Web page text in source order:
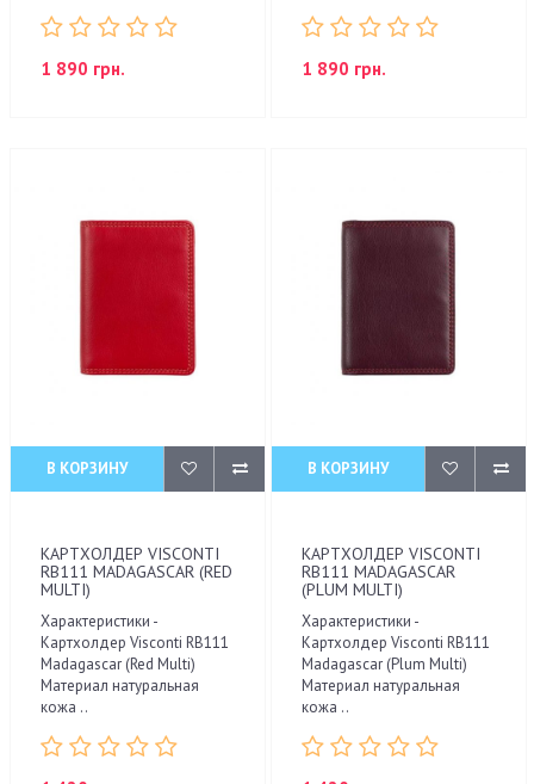
1 890 грн. 1 890 грн.
В КОРЗИНУ
КАРТХОЛДЕР VISCONTI
RB111 MADAGASCAR (RED
MULTI)
Характеристики -
Картхолдер Visconti RB111
Madagascar (Red Multi)
Материал натуральная
кожа ..
В КОРЗИНУ
КАРТХОЛДЕР VISCONTI
RB111 MADAGASCAR
(PLUM MULTI)
Характеристики -
Картхолдер Visconti RB111
Madagascar (Plum Multi)
Материал натуральная
кожа ..